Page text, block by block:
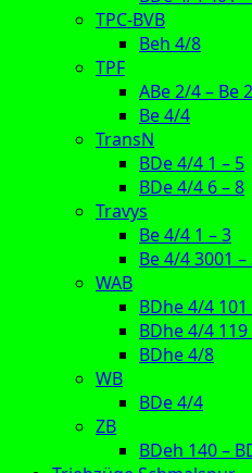
TPC-BVB
Beh 4/8
TPF
ABe 2/4 – Be
Be 4/4
TransN
BDe 4/4 1 – 5
BDe 4/4 6 – 8
Travys
Be 4/4 1 – 3
Be 4/4 3001 –
WAB
BDhe 4/4 101
BDhe 4/4 119
BDhe 4/8
WB
BDe 4/4
ZB
BDeh 140 –